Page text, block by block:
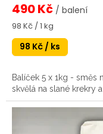
490 Kč / balení
Měrná
cena:
98 Kč / 1 kg
98 Kč / ks
Balíček 5 x 1kg - směs
skvělá na slané krekry